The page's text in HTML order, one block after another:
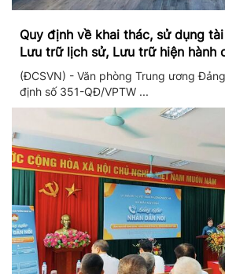
Quy định về khai thác, sử dụng
Lưu trữ lịch sử, Lưu trữ hiện hành
Đảng và Văn phòng Trung ương
(ĐCSVN) - Văn phòng Trung ương
định số 351-QĐ/VPTW ...